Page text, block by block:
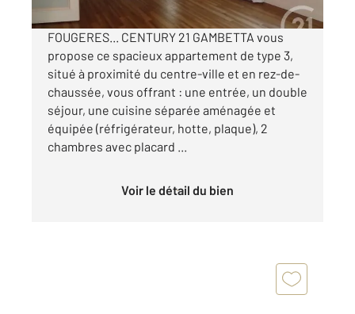
FOUGERES... CENTURY 21 GAMBETTA vous
propose ce spacieux appartement de type 3,
situé à proximité du centre-ville et en rez-de-
chaussée, vous offrant : une entrée, un double
séjour, une cuisine séparée aménagée et
équipée (réfrigérateur, hotte, plaque), 2
chambres avec placard ...
Voir le détail du bien